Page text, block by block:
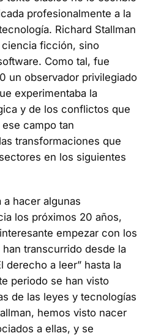
profesionalmente a la
Richard Stallman
ficción, sino
Como tal, fue
un observador privilegiado
experimentaba la
y de los conflictos que
campo tan
transformaciones que
en los siguientes
a hacer algunas
los próximos 20 años,
empezar con los
transcurrido desde la
derecho a leer” hasta la
periodo se han visto
de las leyes y tecnologías
hemos visto nacer
a ellas, y se